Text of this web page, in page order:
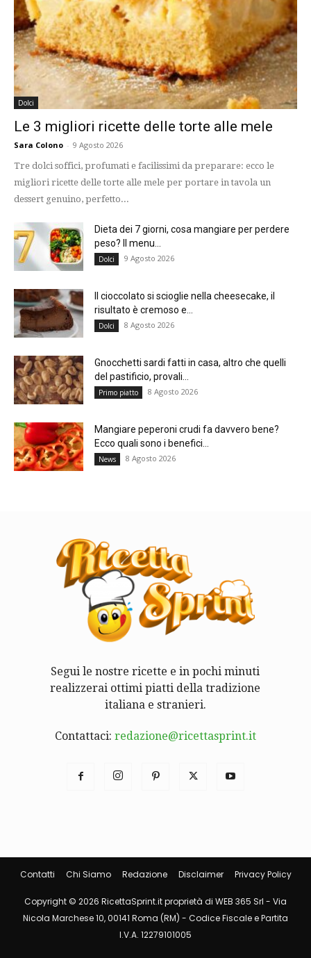
Dolci
Le 3 migliori ricette delle torte alle mele
Sara Colono - 9 Agosto 2026
Tre dolci soffici, profumati e facilissimi da preparare: ecco le
migliori ricette delle torte alle mele per portare in tavola un
dessert genuino, perfetto...
Dieta dei 7 giorni, cosa mangiare per perdere
peso? Il menu...
Dolci 9 Agosto 2026
Il cioccolato si scioglie nella cheesecake, il
risultato è cremoso e...
Dolci 8 Agosto 2026
Gnocchetti sardi fatti in casa, altro che quelli
del pastificio, provali...
Primo piatto 8 Agosto 2026
Mangiare peperoni crudi fa davvero bene?
Ecco quali sono i benefici...
News 8 Agosto 2026
Segui le nostre ricette e in pochi minuti
realizzerai ottimi piatti della tradizione
italiana e stranieri.
Contattaci: redazione@ricettasprint.it
Contatti Chi Siamo Redazione Disclaimer Privacy Policy
Copyright © 2026 RicettaSprint.it proprietà di WEB 365 Srl - Via
Nicola Marchese 10, 00141 Roma (RM) - Codice Fiscale e Partita
I.V.A. 12279101005